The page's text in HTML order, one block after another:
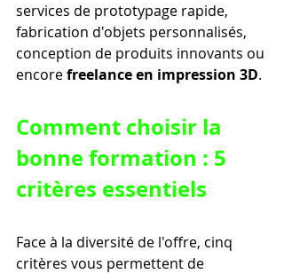
services de prototypage rapide,
fabrication d'objets personnalisés,
conception de produits innovants ou
encore freelance en impression 3D.
Comment choisir la
bonne formation : 5
critères essentiels
Face à la diversité de l'offre, cinq
critères vous permettent de